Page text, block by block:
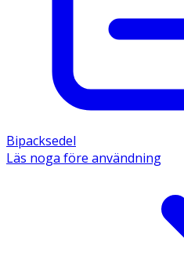
innehåller: 8 mg extrakt,
extrakt av Althaeae officinalis
motsvarande 4,0 4,6 mg
Övriga innehållsämnen: renat
hallonjuicekoncentrat (som
och fruktos), xantangummi,
1520)),
(E 218),
glycerol (E 422),
Bipacksedel
Läs noga före användning